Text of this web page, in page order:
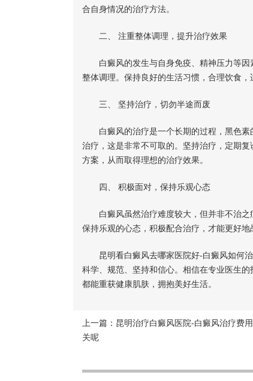
合自身情况的治疗方法。
二、 注重整体调理，提升治疗效果
白癜风的发生与自身免疫、精神压力等因
整体调理。保持良好的生活习惯，合理饮食
三、 坚持治疗，切勿半途而废
白癜风的治疗是一个长期的过程，黑色素
治疗，这是非常不可取的。坚持治疗，定期
方案，从而取得理想的治疗效果。
四、 积极面对，保持乐观心态
白癜风虽然治疗难度较大，但并非不治之
保持乐观的心态，积极配合治疗，才能更好地
昆明看白癜风去哪家医院好-白癜风如何治
科学、规范、坚持和信心。相信在专业医生
都能重获健康肌肤，拥抱美好生活。
上一篇： 昆明治疗白癜风医院-白癜风治疗费
关呢